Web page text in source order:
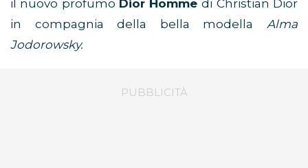
il nuovo profumo Dior Hommedi Christian Dior
in compagnia della bella modella Alma
Jodorowsky.